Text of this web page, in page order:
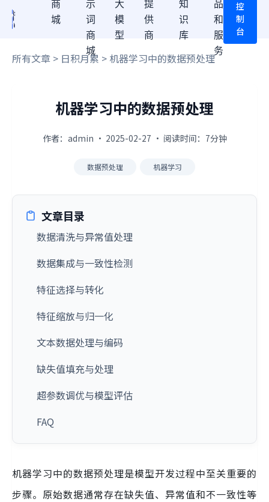
商
城
示
词
商
城
大
模
型
提
供
商
知
识
库
品
和
服
务
控
制
台
所有文章 > 日积月累 > 机器学习中的数据预处理
机器学习中的数据预处理
作者：admin · 2025-02-27 · 阅读时间：7分钟
数据预处理 机器学习
文章目录
数据清洗与异常值处理
数据集成与一致性检测
特征选择与转化
特征缩放与归一化
文本数据处理与编码
缺失值填充与处理
超参数调优与模型评估
FAQ
机器学习中的数据预处理是模型开发过程中至关重要的
步骤。原始数据通常存在缺失值、异常值和不一致性等